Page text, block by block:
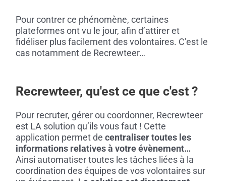
Pour contrer ce phénomène, certaines
plateformes ont vu le jour, afin d’attirer et
fidéliser plus facilement des volontaires. C’est le
cas notamment de Recrewteer…
Recrewteer, qu'est ce que c'est ?
Pour recruter, gérer ou coordonner, Recrewteer
est LA solution qu’ils vous faut ! Cette
application permet decentraliser toutes les
informations relatives à votre évènement…
Ainsi automatiser toutes les tâches liées à la
coordination des équipes de vos volontaires sur